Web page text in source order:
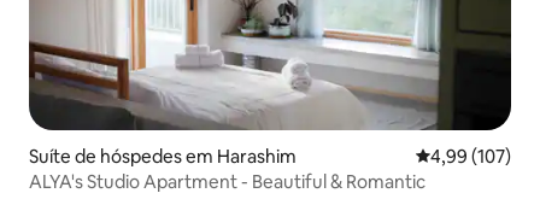
Suíte de hóspedes em Harashim Classificação
4,99 (107)
ALYA's Studio Apartment - Beautiful & Romantic